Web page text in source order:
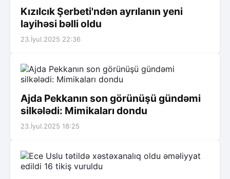
Kızılcık Şerbeti'ndən ayrılanın yeni
layihəsi bəlli oldu
23.İyul.2025 22:36
Ajda Pekkanın son görünüşü gündəmi
silkələdi: Mimikaları dondu
23.İyul.2025 18:25